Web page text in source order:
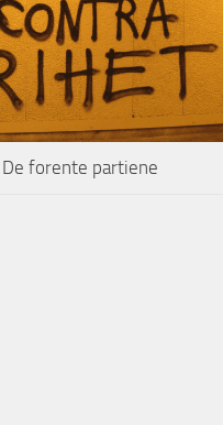
forente partiene